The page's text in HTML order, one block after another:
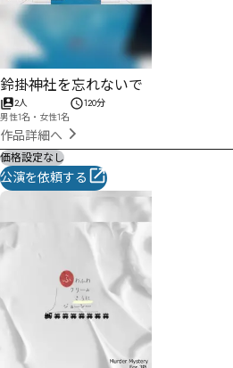
鈴掛神社を忘れないで
2人
男性1名・女性1名
120分
作品詳細へ
価格設定なし
公演を依頼する